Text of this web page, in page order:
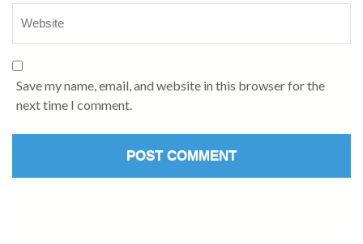
Save my name, email, and website in this browser for the
next time I comment.